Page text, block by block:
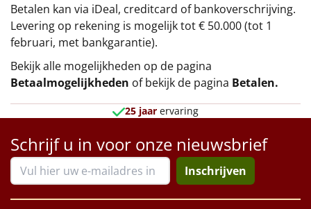
Betalen kan via iDeal, creditcard of bankoverschrijving.
Levering op rekening is mogelijk tot € 50.000 (tot 1
februari, met bankgarantie).
Bekijk alle mogelijkheden op de pagina
Betaalmogelijkheden of bekijk de pagina Betalen.
25 jaar ervaring
Schrijf u in voor onze nieuwsbrief
Inschrijven